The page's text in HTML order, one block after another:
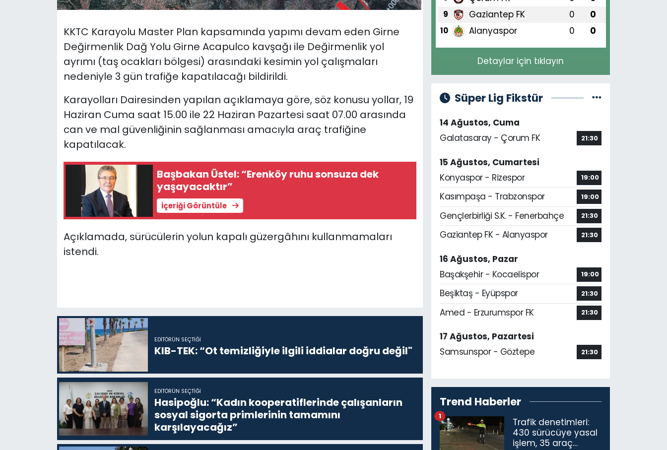
KKTC Karayolu Master Plan kapsamında yapımı devam eden Girne
Değirmenlik Dağ Yolu Girne Acapulco kavşağı ile Değirmenlik yol
ayrımı (taş ocakları bölgesi) arasındaki kesimin yol çalışmaları
nedeniyle 3 gün trafiğe kapatılacağı bildirildi.
Karayolları Dairesinden yapılan açıklamaya göre, söz konusu yollar, 19
Haziran Cuma saat 15.00 ile 22 Haziran Pazartesi saat 07.00 arasında
can ve mal güvenliğinin sağlanması amacıyla araç trafiğine
kapatılacak.
Başbakan Üstel: “Erenköy ruhu sonsuza dek
yaşayacaktır”
İçeriği Görüntüle
Açıklamada, sürücülerin yolun kapalı güzergâhını kullanmamaları
istendi.
EDITÖRÜN SEÇTIĞI
KIB-TEK: “Ot temizliğiyle ilgili iddialar doğru değil"
EDITÖRÜN SEÇTIĞI
Hasipoğlu: “Kadın kooperatiflerinde çalışanların
sosyal sigorta primlerinin tamamını
karşılayacağız”
9 Gaziantep FK 0 0
10 Alanyaspor 0 0
Detaylar için tıklayın
Süper Lig Fikstür
14 Ağustos, Cuma
Galatasaray - Çorum FK
21:30
15 Ağustos, Cumartesi
Konyaspor - Rizespor
19:00
Kasımpaşa - Trabzonspor 19:00
Gençlerbirliği S.K. - Fenerbahçe 21:30
Gaziantep FK - Alanyaspor 21:30
16 Ağustos, Pazar
Başakşehir - Kocaelispor
19:00
Beşiktaş - Eyüpspor 21:30
Amed - Erzurumspor FK 21:30
17 Ağustos, Pazartesi
Samsunspor - Göztepe
21:30
Trend Haberler
Trafik denetimleri:
430 sürücüye yasal
işlem, 35 araç
1
Teknoloji
Video Galeri